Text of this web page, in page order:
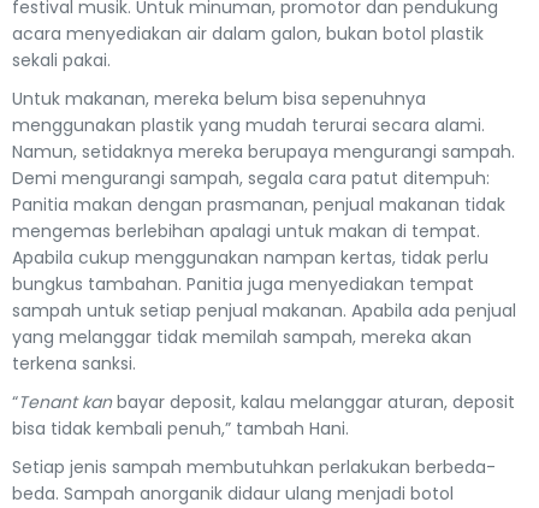
festival musik. Untuk minuman, promotor dan pendukung
acara menyediakan air dalam galon, bukan botol plastik
sekali pakai.
Untuk makanan, mereka belum bisa sepenuhnya
menggunakan plastik yang mudah terurai secara alami.
Namun, setidaknya mereka berupaya mengurangi sampah.
Demi mengurangi sampah, segala cara patut ditempuh:
Panitia makan dengan prasmanan, penjual makanan tidak
mengemas berlebihan apalagi untuk makan di tempat.
Apabila cukup menggunakan nampan kertas, tidak perlu
bungkus tambahan. Panitia juga menyediakan tempat
sampah untuk setiap penjual makanan. Apabila ada penjual
yang melanggar tidak memilah sampah, mereka akan
terkena sanksi.
“Tenant kanbayar deposit, kalau melanggar aturan, deposit
bisa tidak kembali penuh,” tambah Hani.
Setiap jenis sampah membutuhkan perlakukan berbeda-
beda. Sampah anorganik didaur ulang menjadi botol